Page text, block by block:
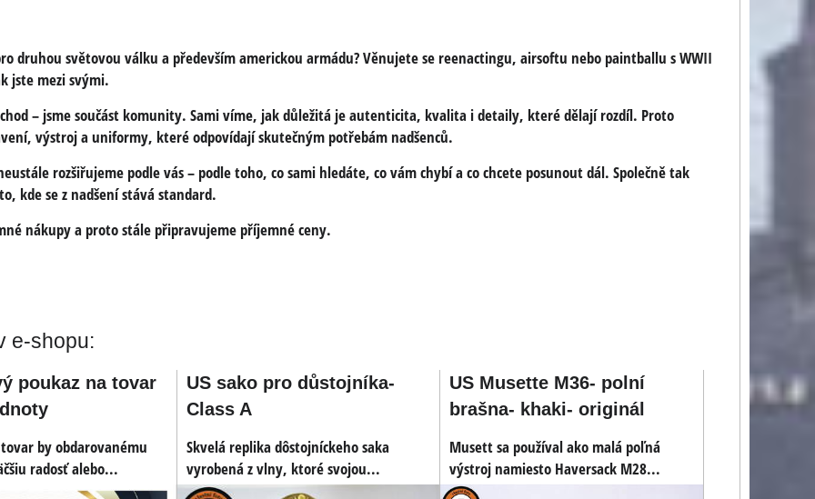
druhou světovou válku a především americkou armádu? Věnujete se reenactingu, airsoftu nebo paintballu s WWII
jste mezi svými.
– jsme součást komunity. Sami víme, jak důležitá je autenticita, kvalita i detaily, které dělají rozdíl. Proto
výstroj a uniformy, které odpovídají skutečným potřebám nadšenců.
rozšiřujeme podle vás – podle toho, co sami hledáte, co vám chybí a co chcete posunout dál. Společně tak
kde se z nadšení stává standard.
nákupy a proto stále připravujeme příjemné ceny.
e-shopu:
poukaz na tovar
by obdarovanému
radosť alebo...
US sako pro důstojníka-
Class A
Skvelá replika dôstojníckeho saka
vyrobená z vlny, ktoré svojou...
US Musette M36- polní
brašna- khaki- originál
Musett sa používal ako malá poľná
výstroj namiesto Haversack M28...
do
US náboj .45 ACP do
pistole a samopalů